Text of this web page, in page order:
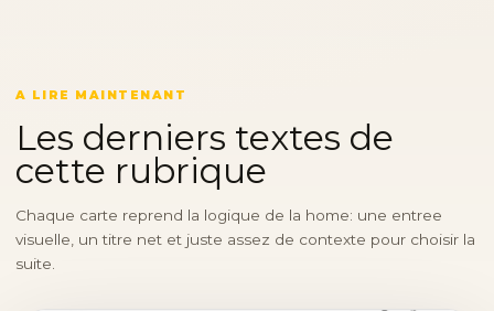
A LIRE MAINTENANT
Les derniers textes de
cette rubrique
Chaque carte reprend la logique de la home: une entree
visuelle, un titre net et juste assez de contexte pour choisir la
suite.